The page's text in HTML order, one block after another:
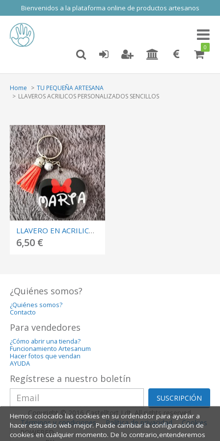
Bienvenidos a la plataforma online de productos artesanos
Toggle
0
Home
TU PEQUEÑA ARTESANA
LLAVEROS ACRILICOS PERSONALIZADOS SENCILLOS
LLAVERO EN ACRILICO Y RESINA MINNIE PERSONALIZADO
6,50 €
¿Quiénes somos?
¿Quiénes somos?
Contacto
Para vendedores
¿Cómo abrir una tienda?
Funcionamiento Artesanum
Hacer fotos que vendan
AYUDA
Regístrese a nuestro boletín
SUSCRIPCIÓN
Copyright © 2016 Castelltort Ldt. All rights reserved.
Términos y condiciones
Política de privacidad
Cookies
POWERED
Hemos colocado las cookies en su ordenador para ayudar a
hacer este sitio web mejor. Puede cambiar la configuración de
cookies en cualquier momento. De lo contrario,entenderemos